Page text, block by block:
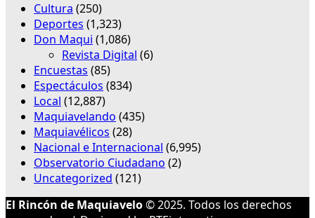
Cultura (250)
Deportes (1,323)
Don Maqui (1,086)
Revista Digital (6)
Encuestas (85)
Espectáculos (834)
Local (12,887)
Maquiavelando (435)
Maquiavélicos (28)
Nacional e Internacional (6,995)
Observatorio Ciudadano (2)
Uncategorized (121)
El Rincón de Maquiavelo© 2025. Todos los derechos